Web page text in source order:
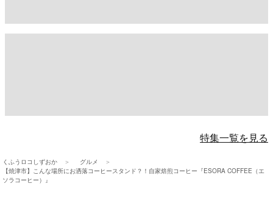
特集一覧を見る
くふうロコしずおか
グルメ
【焼津市】こんな場所にお洒落コーヒースタンド？！自家焙煎コーヒー『ESORA COFFEE（エ
ソラコーヒー）』